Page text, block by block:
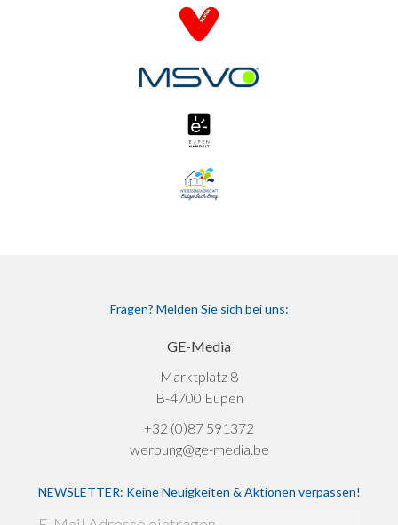
Fragen? Melden Sie sich bei uns:
GE-Media
Marktplatz 8
B-4700 Eupen
+32 (0)87 591372
werbung@ge-media.be
NEWSLETTER: Keine Neuigkeiten & Aktionen verpassen!